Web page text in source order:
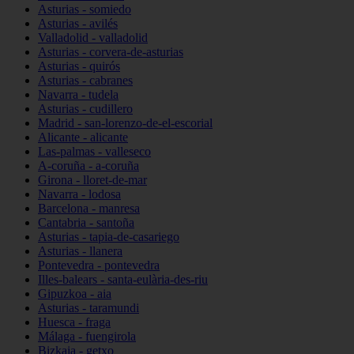
Asturias - somiedo
Asturias - avilés
Valladolid - valladolid
Asturias - corvera-de-asturias
Asturias - quirós
Asturias - cabranes
Navarra - tudela
Asturias - cudillero
Madrid - san-lorenzo-de-el-escorial
Alicante - alicante
Las-palmas - valleseco
A-coruña - a-coruña
Girona - lloret-de-mar
Navarra - lodosa
Barcelona - manresa
Cantabria - santoña
Asturias - tapia-de-casariego
Asturias - llanera
Pontevedra - pontevedra
Illes-balears - santa-eulària-des-riu
Gipuzkoa - aia
Asturias - taramundi
Huesca - fraga
Málaga - fuengirola
Bizkaia - getxo